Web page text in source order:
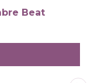
Beat